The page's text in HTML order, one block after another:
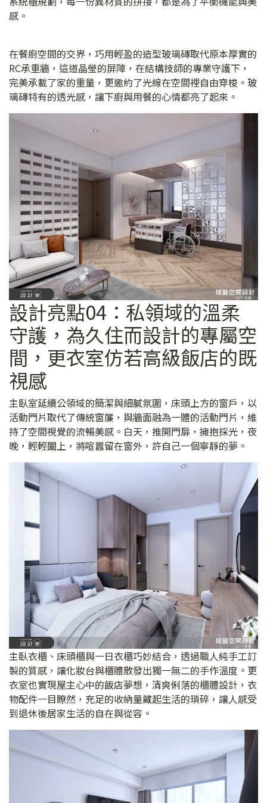
感。
在餐廚空間的交界，巧用輕盈的造型玻璃磚取代原本厚實的
RC承重牆，這道晶瑩的屏障，在結構技師的專業守護下，
完美承載了家的重量，更邀約了光線在空間裡自由穿梭。玻
璃磚特有的透光感，讓下廚與用餐的心情都亮了起來。
設計亮點04：私領域的溫柔
守護，為久住而設計的專屬空
間，更衣室仿若高級飯店的既
視感
主臥室延續公領域的簡潔與細膩氛圍，床頭上方的窗戶，以
活動門片取代了傳統窗簾，與牆面融為一體的活動門片，維
持了空間視覺的流暢美感。白天，推開門扉，擁抱採光，夜
晚，輕輕闔上，將喧囂留在窗外，許自己一個寧靜的夢。
主臥衣櫃、床頭櫃與一日衣櫃巧妙結合，透過職人純手工訂
製的質感，讓化妝台與櫃體散發出獨一無二的手作溫度。更
衣室也實現屋主心中的飯店夢想，清爽俐落的櫃體設計，衣
物配件一目瞭然，充足的收納量藏起生活的瑣碎，讓人感受
到退休後居家生活的自在與從容。